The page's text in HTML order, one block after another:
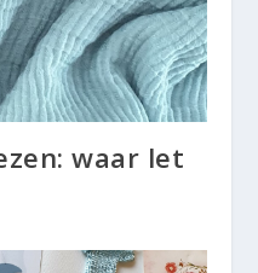
waar let